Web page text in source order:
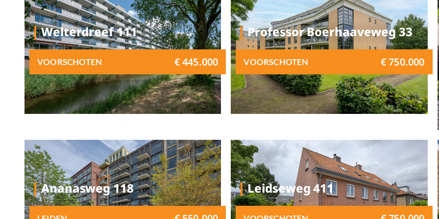
Welterdreef 111
VOORSCHOTEN € 445.000
Professor Boerhaaveweg 33
VOORSCHOTEN € 750.000
Ananasweg 118 Leidseweg 411